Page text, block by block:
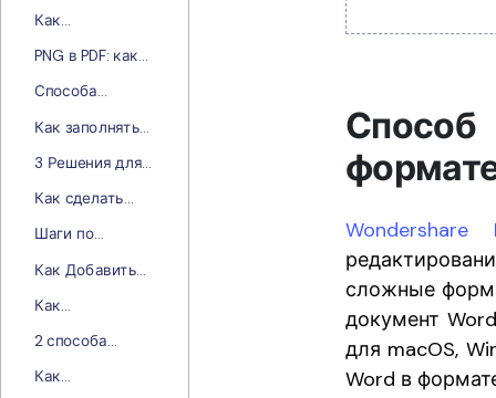
Изображение в
PDF-файлы
Как
XML в PDF для
Windows
PNG в PDF: как
одно или
несколько
PNG в PDF
Способа
TIFF в PDF
Как заполнять
помощью
PDFelement
3 Решения для
DOCX в PDF
Как сделать
ссылки в PDF?
Шаги по
Страниц PDF в
Windows
Как Добавить
Как
PDF в
Электронную
2 способа
PDF в PNG
Как
сложные
документ
для macOS,
Word в